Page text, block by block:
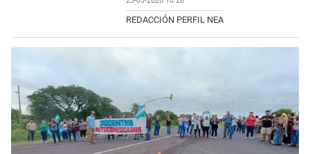
REDACCIÓN PERFIL NEA